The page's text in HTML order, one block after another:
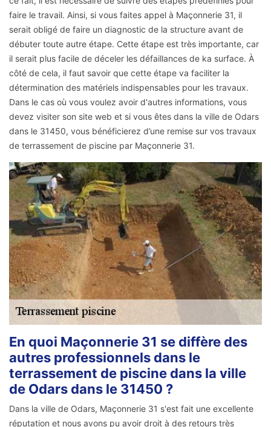
faire le travail. Ainsi, si vous faites appel à Maçonnerie 31, il
serait obligé de faire un diagnostic de la structure avant de
débuter toute autre étape. Cette étape est très importante, car
il serait plus facile de déceler les défaillances de ka surface. À
côté de cela, il faut savoir que cette étape va faciliter la
détermination des matériels indispensables pour les travaux.
Dans le cas où vous voulez avoir d'autres informations, vous
devez visiter son site web et si vous êtes dans la ville de Odars
dans le 31450, vous bénéficierez d’une remise sur vos travaux
de terrassement de piscine par Maçonnerie 31.
En quoi Maçonnerie 31 se diffère des
autres professionnels dans le
terrassement de piscine dans la ville
de Odars dans le 31450 ?
Dans la ville de Odars, Maçonnerie 31 s'est fait une excellente
réputation et nous avons pu avoir droit à des retours très